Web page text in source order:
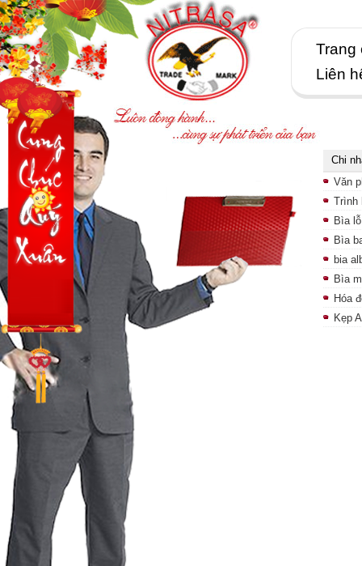
Trang
Liên
Chi
Văn
Trình
Bìa
Bìa
bia
Bìa
Hóa
Kẹp